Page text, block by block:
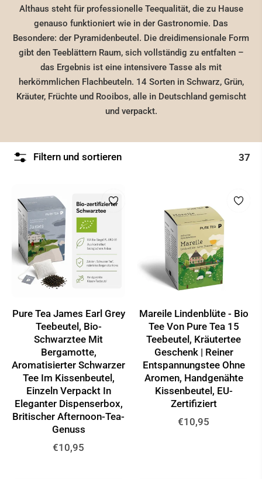
Althaus steht für professionelle Teequalität, die zu Hause
genauso funktioniert wie in der Gastronomie. Das
Besondere: der Pyramidenbeutel. Die dreidimensionale Form
gibt den Teeblättern Raum, sich vollständig zu entfalten –
das Ergebnis ist eine intensivere Tasse als mit
herkömmlichen Flachbeuteln. 14 Sorten in Schwarz, Grün,
Kräuter, Früchte und Rooibos, alle in Deutschland gemischt
und verpackt.
Filtern und sortieren 37
Pure Tea James Earl Grey
Teebeutel, Bio-
Schwarztee Mit
Bergamotte,
Aromatisierter Schwarzer
Tee Im Kissenbeutel,
Einzeln Verpackt In
Eleganter Dispenserbox,
Britischer Afternoon-Tea-
Genuss
Normaler
€10,95
Mareile Lindenblüte - Bio
Tee Von Pure Tea 15
Teebeutel, Kräutertee
Geschenk | Reiner
Entspannungstee Ohne
Aromen, Handgenähte
Kissenbeutel, EU-
Zertifiziert
Normaler
€10,95